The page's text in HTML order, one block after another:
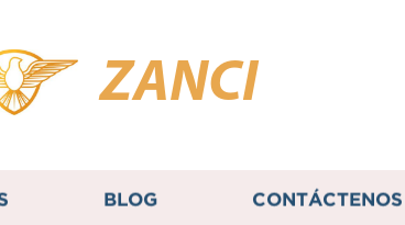
ZANCI
BLOG CONTÁCTENOS